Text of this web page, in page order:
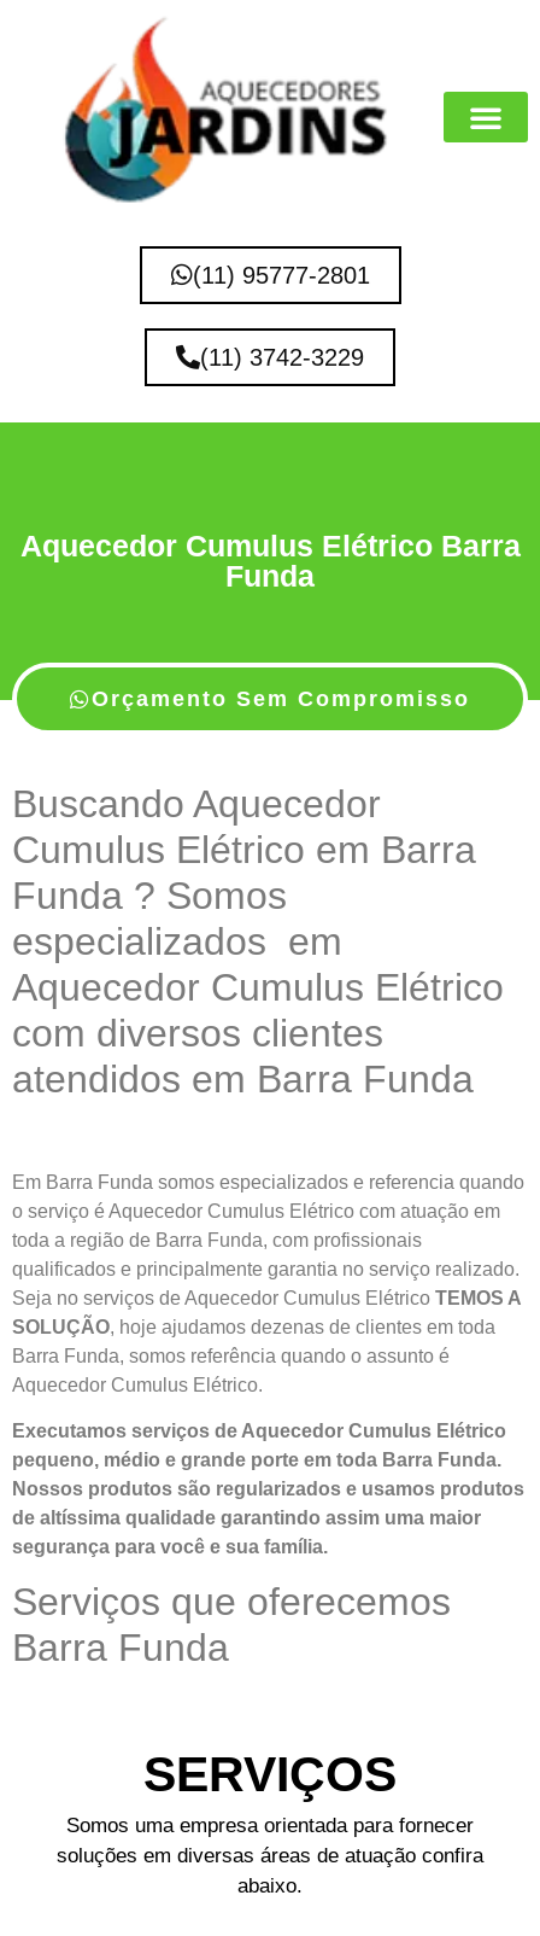
(11) 95777-2801
(11) 3742-3229
Aquecedor Cumulus Elétrico Barra
Funda
Orçamento Sem Compromisso
Buscando Aquecedor
Cumulus Elétrico em Barra
Funda ? Somos
especializados em
Aquecedor Cumulus Elétrico
com diversos clientes
atendidos em Barra Funda
Em Barra Funda somos especializados e referencia quando
o serviço é Aquecedor Cumulus Elétrico com atuação em
toda a região de Barra Funda, com profissionais
qualificados e principalmente garantia no serviço realizado.
Seja no serviços de Aquecedor Cumulus Elétrico TEMOS A
SOLUÇÃO, hoje ajudamos dezenas de clientes em toda
Barra Funda, somos referência quando o assunto é
Aquecedor Cumulus Elétrico.
Executamos serviços de Aquecedor Cumulus Elétrico
pequeno, médio e grande porte em toda Barra Funda.
Nossos produtos são regularizados e usamos produtos
de altíssima qualidade garantindo assim uma maior
segurança para você e sua família.
Serviços que oferecemos
Barra Funda
SERVIÇOS
Somos uma empresa orientada para fornecer
soluções em diversas áreas de atuação confira
abaixo.